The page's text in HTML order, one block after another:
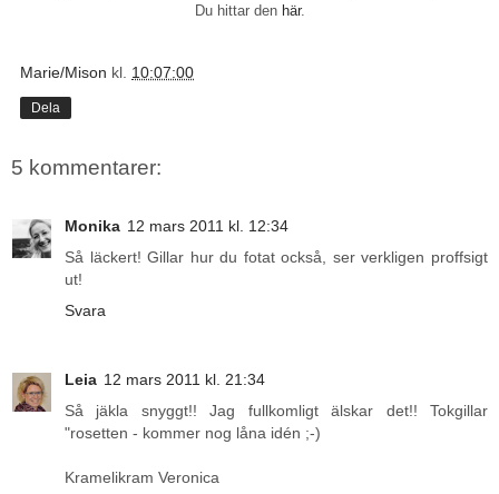
Du hittar denhär.
Marie/Mison kl. 10:07:00
Dela
5 kommentarer:
Monika 12 mars 2011 kl. 12:34
Så läckert! Gillar hur du fotat också, ser verkligen proffsigt
ut!
Svara
Leia 12 mars 2011 kl. 21:34
Så jäkla snyggt!! Jag fullkomligt älskar det!! Tokgillar
"rosetten - kommer nog låna idén ;-)
Kramelikram Veronica